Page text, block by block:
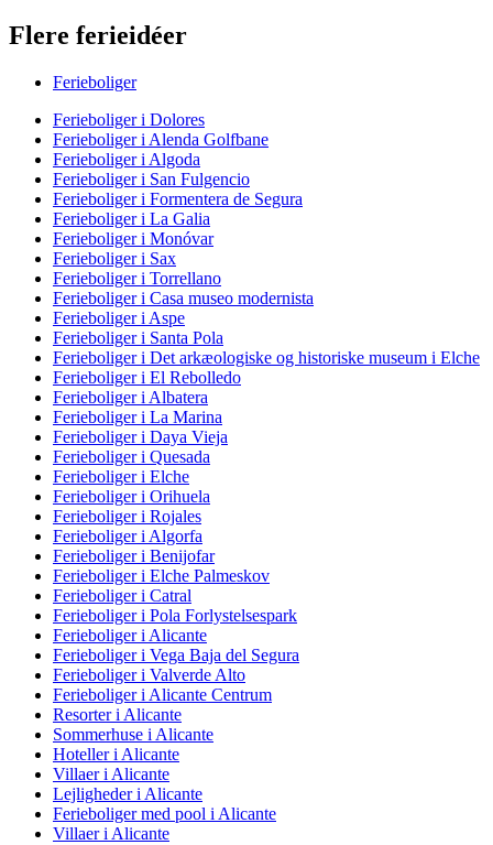
Flere ferieidéer
Ferieboliger
Ferieboliger i Dolores
Ferieboliger i Alenda Golfbane
Ferieboliger i Algoda
Ferieboliger i San Fulgencio
Ferieboliger i Formentera de Segura
Ferieboliger i La Galia
Ferieboliger i Monóvar
Ferieboliger i Sax
Ferieboliger i Torrellano
Ferieboliger i Casa museo modernista
Ferieboliger i Aspe
Ferieboliger i Santa Pola
Ferieboliger i Det arkæologiske og historiske museum i Elche
Ferieboliger i El Rebolledo
Ferieboliger i Albatera
Ferieboliger i La Marina
Ferieboliger i Daya Vieja
Ferieboliger i Quesada
Ferieboliger i Elche
Ferieboliger i Orihuela
Ferieboliger i Rojales
Ferieboliger i Algorfa
Ferieboliger i Benijofar
Ferieboliger i Elche Palmeskov
Ferieboliger i Catral
Ferieboliger i Pola Forlystelsespark
Ferieboliger i Alicante
Ferieboliger i Vega Baja del Segura
Ferieboliger i Valverde Alto
Ferieboliger i Alicante Centrum
Resorter i Alicante
Sommerhuse i Alicante
Hoteller i Alicante
Villaer i Alicante
Lejligheder i Alicante
Ferieboliger med pool i Alicante
Villaer i Alicante